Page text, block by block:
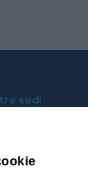
sedi
1 - Tel.